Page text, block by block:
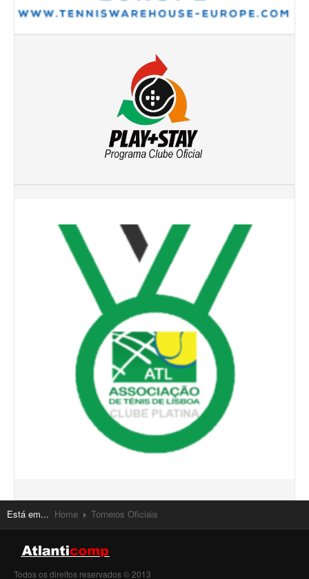
Está em... Home Torneios Oficiais
Todos os direitos reservados © 2013